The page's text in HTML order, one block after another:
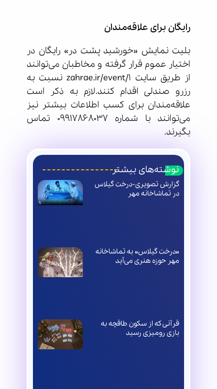
رایگان برای علاقه‌مندان
بلیت نمایش «خورشید پشت در» رایگان در
اختیار عموم قرار گرفته و مخاطبان می‌توانند
از طریق سایت zahrae.ir/event/1 نسبت به
رزرو صندلی اقدام کنند.لازم به ذکر است
علاقه‌مندان برای کسب اطلاعات بیشتر نیز
می‌توانند با شماره 09917868037 تماس
بگیرند.
نوشته‌های بیشتر
گزارش تصویری-درخت گیلاس
در تماشاخانه مهر
«درخت گیلاس» به تماشاخانه
مهر حوزه هنری می‌آید
قرآنی که از سکون طاقچه به
بازی رومیزی رسید